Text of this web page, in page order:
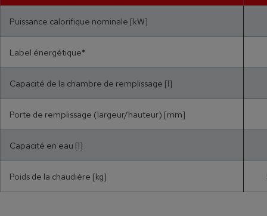
Puissance calorifique nominale [kW]
Label énergétique*
Capacité de la chambre de remplissage [l]
Porte de remplissage (largeur/hauteur) [mm]
Capacité en eau [l]
Poids de la chaudière [kg]